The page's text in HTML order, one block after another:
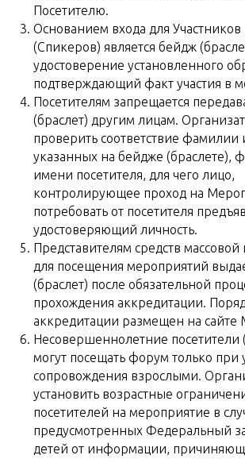
Посетителю.
Основанием входа для Участников
(Спикеров) является бейдж
удостоверение установленного
подтверждающий факт участия в
Посетителям запрещается
(браслет) другим лицам.
проверить соответствие фамилии
указанных на бейдже (браслете),
имени посетителя, для чего лицо,
контролирующее проход на
потребовать от посетителя
удостоверяющий личность.
Представителям средств
для посещения мероприятий
(браслет) после обязательной
прохождения аккредитации.
аккредитации размещен на сайте
Несовершеннолетние посетители
могут посещать форум только при
сопровождения взрослыми.
установить возрастные
посетителей на мероприятие в
предусмотренных Федеральный
детей от информации,